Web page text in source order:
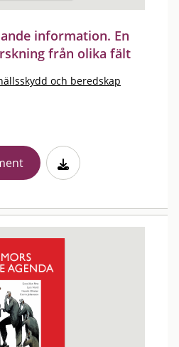
information. En
från olika fält
och beredskap